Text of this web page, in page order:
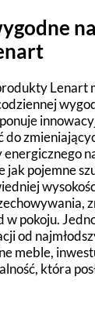
Lenart
do
energicznego
jak pojemne
w pokoju.
od
meble,
która